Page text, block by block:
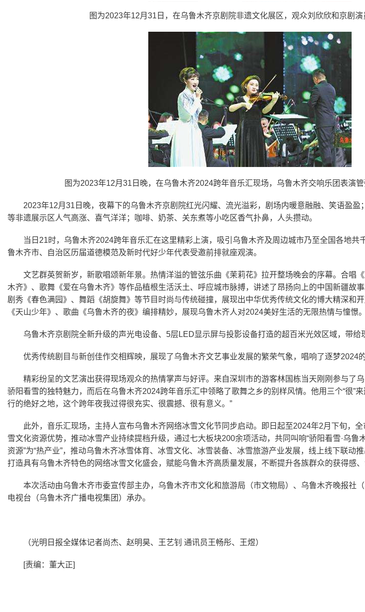
图为2023年12月 31 日，在乌鲁木齐京剧院非遗文化展区，观众刘欣欣和京剧演
图为2023年12月 31 日晚，在乌鲁木齐2024跨年音乐汇现场，乌鲁木齐交响乐团表演管
2023年12月 31 日晚，夜幕下的乌鲁木齐京剧院红光闪耀、流光溢彩，剧场内暖意融融、笑语盈
等非遗展示区人气高涨、喜气洋洋；咖啡、奶茶、关东煮等小吃区香气扑鼻，人头攒动。
当日 21时，乌鲁木齐2024跨年音乐汇在这里精彩上演，吸引乌鲁木齐及周边城市乃至全国各地共
鲁木齐市、自治区历届道德模范及新时代好少年代表受邀前排就座观演。
文艺群英贺新岁，新歌唱颂新年景。热情洋溢的管弦乐曲《茉莉花》拉开整场晚会的序幕。合唱
木齐》、歌舞《爱在乌鲁木齐》等作品植根生活沃土、呼应城市脉搏，讲述了昂扬向上的中国新疆故
剧秀《春色满园》、舞蹈《胡旋舞》等节目时尚与传统碰撞，展现出中华优秀传统文化的博大精深和
《天山少年》、歌曲《乌鲁木齐的夜》编排精妙，展现乌鲁木齐人对2024美好生活的无限热情与憧憬。
乌鲁木齐京剧院全新升级的声光电设备、 5层 LED显示屏与投影设备打造的超百米光效区域，带给
优秀传统剧目与新创佳作交相辉映，展现了乌鲁木齐文艺事业发展的繁荣气象，唱响了逐梦2024
精彩纷呈的文艺演出获得现场观众的热情掌声与好评。来自深圳市的游客林国栋当天刚刚参与了
骄阳看雪的独特魅力，而后在乌鲁木齐2024跨年音乐汇中领略了歌舞之乡的别样风情。他用三个“很”
行的绝好之地，这个跨年夜我过得很充实、很震撼、很有意义。”
此外，音乐汇现场，主持人宣布乌鲁木齐网络冰雪文化节同步启动。即日起至2024年2月下旬，
雪文化资源优势，推动冰雪产业持续提档升级，通过七大板块200余项活动，共同叫响“骄阳看雪·乌鲁
资源”为“热产业”，推动乌鲁木齐冰雪体育、冰雪文化、冰雪装备、冰雪旅游产业发展，线上线下联动
打造具有乌鲁木齐特色的网络冰雪文化盛会，赋能乌鲁木齐高质量发展，不断提升各族群众的获得感、
本次活动由乌鲁木齐市委宣传部主办，乌鲁木齐市文化和旅游局（市文物局）、乌鲁木齐晚报社
电视台（乌鲁木齐广播电视集团）承办。
（光明日报全媒体记者尚杰、赵明昊、王艺钊 通讯员王畅彤、王煜）
[责编：董大正]